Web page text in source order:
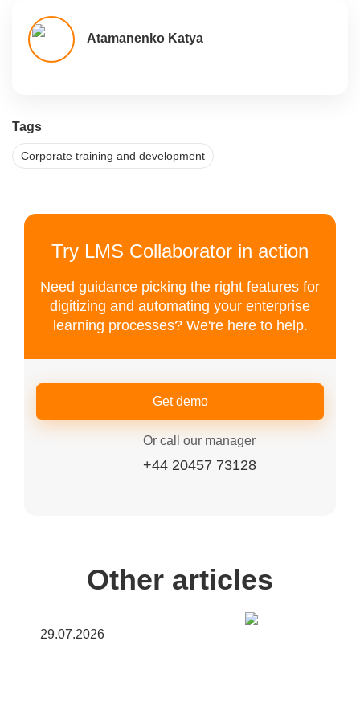
Atamanenko Katya
Tags
Corporate training and development
Try LMS Collaborator in action
Need guidance picking the right features for
digitizing and automating your enterprise
learning processes? We're here to help.
Get demo
Or call our manager
+44 20457 73128
Other articles
29.07.2026